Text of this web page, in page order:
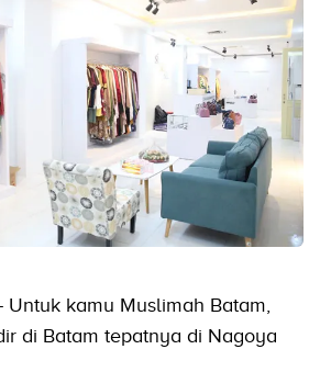
Untuk kamu Muslimah Batam,
di Batam tepatnya di Nagoya